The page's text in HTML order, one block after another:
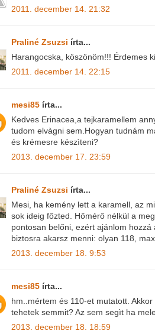
2011. december 14. 21:32
Praliné Zsuzsi írta...
Harangocska, köszönöm!!! Érdemes
2011. december 14. 22:15
mesi85 írta...
Kedves Erinacea,a tejkaramellem
tudom elvàgni sem.Hogyan tudnám
és krémesre készìteni?
2013. december 17. 23:59
Praliné Zsuzsi írta...
Mesi, ha kemény lett a karamell, az
sok ideig főzted. Hőmérő nélkül a
pontosan belőni, ezért ajánlom
biztosra akarsz menni: olyan 118,
2013. december 18. 9:53
mesi85 írta...
hm..mértem és 110-et mutatott.
tehetek semmit? Az sem segìt ha
2013. december 18. 18:59